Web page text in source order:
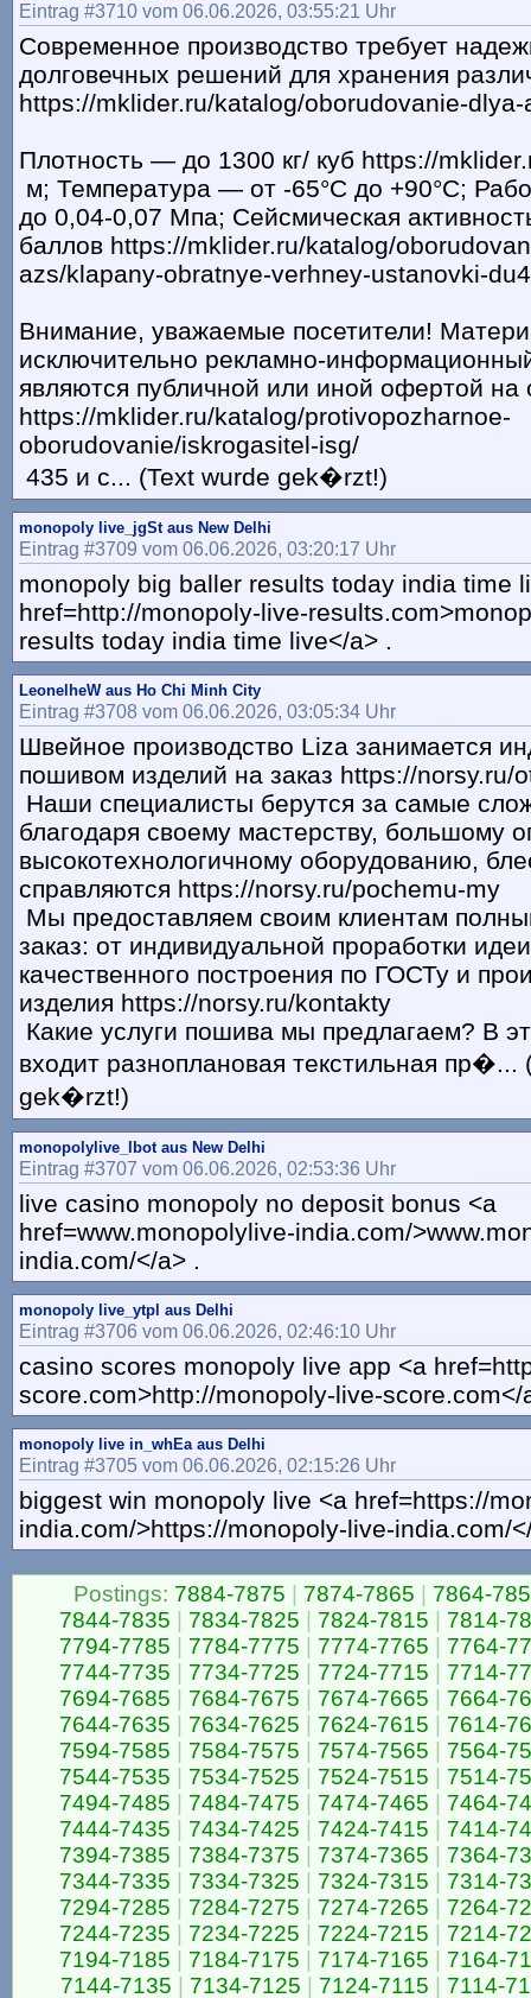
Eintrag #3710 vom 06.06.2026, 03:55:21 Uhr
Современное производство требует
долговечных решений для хранения
https://mklider.ru/katalog/oborudovanie-
Плотность — до 1300 кг/ куб https://
м; Температура — от -65°С до +90°С;
до 0,04-0,07 Мпа; Сейсмическая
баллов https://mklider.ru/katalog/
azs/klapany-obratnye-verhney-ustanovki-
Внимание, уважаемые посетители!
исключительно рекламно-
являются публичной или иной офертой на
https://mklider.ru/katalog/protivopozharnoe-
oborudovanie/iskrogasitel-isg/
435 и с... (Text wurde gek�rzt!)
monopoly live_jgSt aus New Delhi
Eintrag #3709 vom 06.06.2026, 03:20:17 Uhr
monopoly big baller results today india time
href=http://monopoly-live-
results today india time live</a> .
LeonelheW aus Ho Chi Minh City
Eintrag #3708 vom 06.06.2026, 03:05:34 Uhr
Швейное производство Liza занимается
пошивом изделий на заказ https://norsy.ru/
Наши специалисты берутся за самые
благодаря своему мастерству, большому
высокотехнологичному оборудованию,
справляются https://norsy.ru/pochemu-my
Мы предоставляем своим клиентам
заказ: от индивидуальной проработки
качественного построения по ГОСТу и
изделия https://norsy.ru/kontakty
Какие услуги пошива мы предлагаем? В
входит разноплановая текстильная пр�...
gek�rzt!)
monopolylive_lbot aus New Delhi
Eintrag #3707 vom 06.06.2026, 02:53:36 Uhr
live casino monopoly no deposit bonus <a
href=www.monopolylive-india.com/
india.com/</a> .
monopoly live_ytpl aus Delhi
Eintrag #3706 vom 06.06.2026, 02:46:10 Uhr
casino scores monopoly live app <a
score.com>http://monopoly-live-score.com</
monopoly live in_whEa aus Delhi
Eintrag #3705 vom 06.06.2026, 02:15:26 Uhr
biggest win monopoly live <a href=https://
india.com/>https://monopoly-live-india.com/
Postings: 7884-7875 7874-7865
7864-
7844-7835
7834-7825 7824-7815
7814-
7794-7785
7784-7775 7774-7765
7764-
7744-7735
7734-7725 7724-7715
7714-
7694-7685
7684-7675 7674-7665
7664-
7644-7635
7634-7625 7624-7615
7614-
7594-7585
7584-7575 7574-7565
7564-
7544-7535
7534-7525 7524-7515
7514-
7494-7485
7484-7475 7474-7465
7464-
7444-7435
7434-7425 7424-7415
7414-
7394-7385
7384-7375 7374-7365
7364-
7344-7335
7334-7325 7324-7315
7314-
7294-7285
7284-7275 7274-7265
7264-
7244-7235
7234-7225 7224-7215
7214-
7194-7185
7184-7175 7174-7165
7164-
7144-7135
7134-7125 7124-7115 7114-